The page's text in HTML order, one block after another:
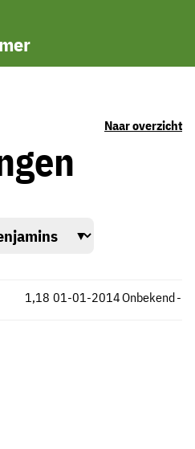
Naar overzicht
Onbekend
1,18 -
01-01-2014